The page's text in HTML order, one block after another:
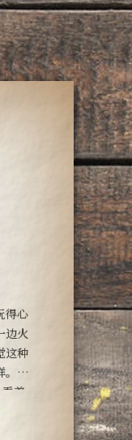
边火
这种
犹
着
时
感